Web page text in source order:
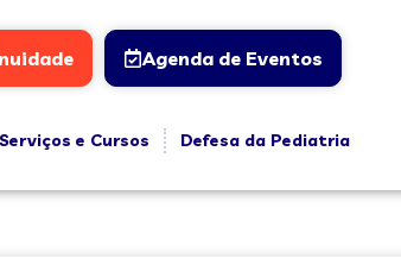
Agenda de Eventos
Serviços e Cursos
Defesa da Pediatria